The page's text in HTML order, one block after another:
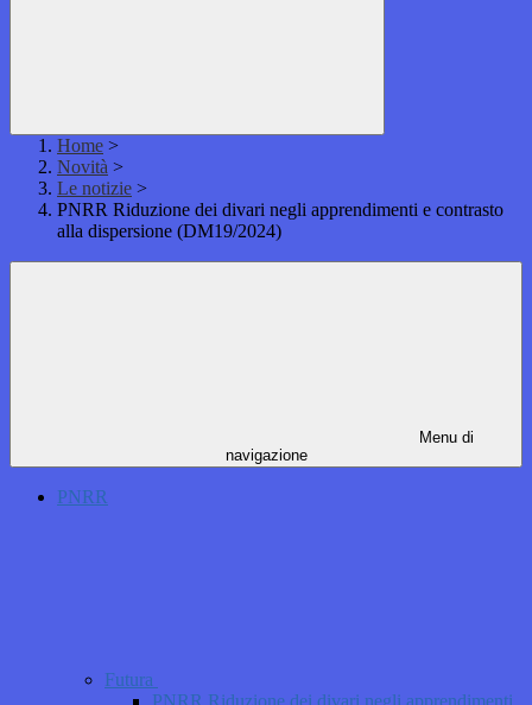
Home >
Novità >
Le notizie >
PNRR Riduzione dei divari negli apprendimenti e contrasto
alla dispersione (DM19/2024)
Menu di
navigazione
PNRR
Futura